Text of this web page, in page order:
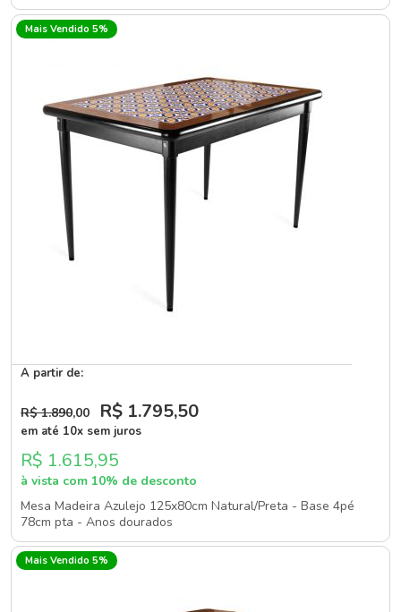
Mais Vendido 5%
A partir de:
R$ 1.890,00 R$ 1.795,50
em até 10x sem juros
R$ 1.615,95
à vista com 10% de desconto
Mesa Madeira Azulejo 125x80cm Natural/Preta - Base 4pé
78cm pta - Anos dourados
Mais Vendido 5%